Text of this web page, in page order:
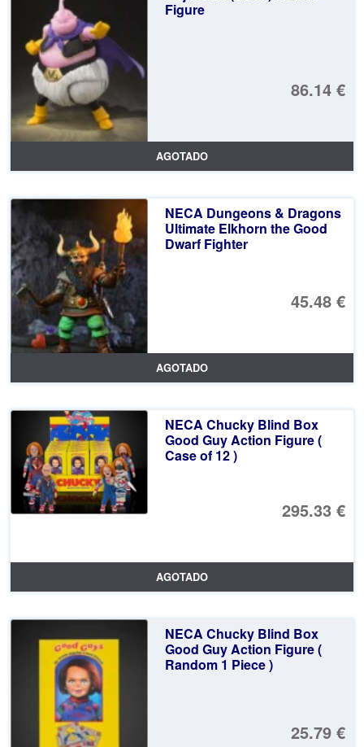
Figure
86.14 €
AGOTADO
NECA Dungeons & Dragons
Ultimate Elkhorn the Good
Dwarf Fighter
45.48 €
AGOTADO
NECA Chucky Blind Box
Good Guy Action Figure (
Case of 12 )
295.33 €
AGOTADO
NECA Chucky Blind Box
Good Guy Action Figure (
Random 1 Piece )
25.79 €